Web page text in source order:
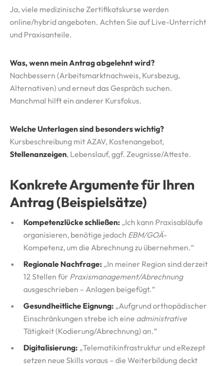
Ja, viele medizinische Zertifikatskurse werden
online/hybrid angeboten. Achten Sie auf Live-Unterricht
und Praxisanteile.
Was, wenn mein Antrag abgelehnt wird?
Nachbessern (Arbeitsmarktnachweis, Kursbezug,
Alternativen) und erneut das Gespräch suchen.
Manchmal hilft ein anderer Kursfokus.
Welche Unterlagen sind besonders wichtig?
Kursbeschreibung mit AZAV, Kostenangebot,
Stellenanzeigen, Lebenslauf, ggf. Zeugnisse/Atteste.
Konkrete Argumente für Ihren
Antrag (Beispielsätze)
Kompetenzlücke schließen: „Ich kann Praxisabläufe
organisieren, benötige jedoch EBM/GOÄ-
Kompetenz, um die Abrechnung zu übernehmen.“
Regionale Nachfrage: „In meiner Region sind derzeit
12 Stellen für Praxismanagement/Abrechnung
ausgeschrieben – Anlagen beigefügt.“
Gesundheitliche Eignung: „Aufgrund orthopädischer
Einschränkungen strebe ich eine administrative
Tätigkeit (Kodierung/Abrechnung) an.“
Digitalisierung: „Telematikinfrastruktur und eRezept
setzen neue Skills voraus – die Weiterbildung deckt